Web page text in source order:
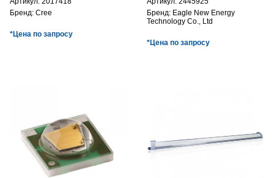
Бренд: Cree
*Цена по запросу
Бренд: Eagle New Energy
Technology Co., Ltd
*Цена по запросу